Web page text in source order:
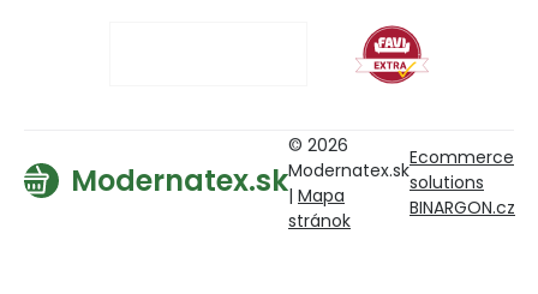
Modernatex.sk
© 2026
Modernatex.sk
| Mapa
stránok
Ecommerce
solutions
BINARGON.cz